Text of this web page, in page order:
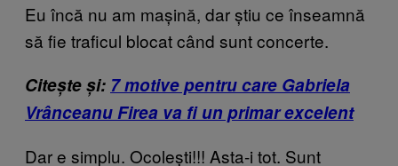
Eu încă nu am maşină, dar ştiu ce înseamnă
să fie traficul blocat când sunt concerte.
Citește și: 7 motive pentru care Gabriela
Vrânceanu Firea va fi un primar excelent
Dar e simplu. Ocoleşti!!! Asta-i tot. Sunt